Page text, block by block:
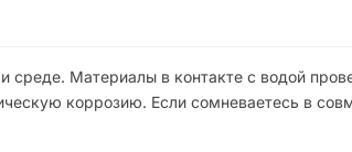
Материалы в контакте с водой
коррозию. Если сомневаетесь в